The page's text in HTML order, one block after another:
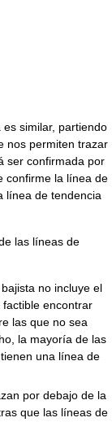
similar, partiendo
nos permiten trazar
ser confirmada por
confirme la línea de
línea de tendencia
las líneas de
no incluye el
encontrar
las que no sea
la mayoría de las
una línea de
por debajo de la
que las líneas de